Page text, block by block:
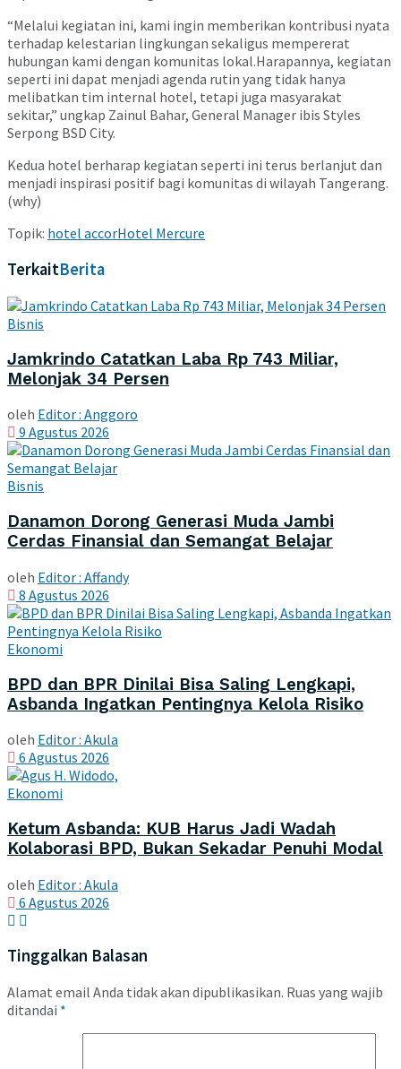
“Melalui kegiatan ini, kami ingin memberikan kontribusi nyata
terhadap kelestarian lingkungan sekaligus mempererat
hubungan kami dengan komunitas lokal.Harapannya, kegiatan
seperti ini dapat menjadi agenda rutin yang tidak hanya
melibatkan tim internal hotel, tetapi juga masyarakat
sekitar,” ungkap Zainul Bahar, General Manager ibis Styles
Serpong BSD City.
Kedua hotel berharap kegiatan seperti ini terus berlanjut dan
menjadi inspirasi positif bagi komunitas di wilayah Tangerang.
(why)
Topik: hotel accorHotel Mercure
TerkaitBerita
Bisnis
Jamkrindo Catatkan Laba Rp 743 Miliar,
Melonjak 34 Persen
oleh Editor : Anggoro
9 Agustus 2026
Bisnis
Danamon Dorong Generasi Muda Jambi
Cerdas Finansial dan Semangat Belajar
oleh Editor : Affandy
8 Agustus 2026
Ekonomi
BPD dan BPR Dinilai Bisa Saling Lengkapi,
Asbanda Ingatkan Pentingnya Kelola Risiko
oleh Editor : Akula
6 Agustus 2026
Ekonomi
Ketum Asbanda: KUB Harus Jadi Wadah
Kolaborasi BPD, Bukan Sekadar Penuhi Modal
oleh Editor : Akula
6 Agustus 2026
Tinggalkan Balasan
Alamat email Anda tidak akan dipublikasikan. Ruas yang wajib
ditandai *